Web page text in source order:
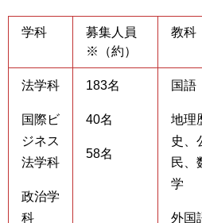
学科
募集人員
※（約）
教科
法学科
国際ビ
ジネス
法学科
政治学
科
183名
40名
58名
国語
地理
史、
民、
学
外国